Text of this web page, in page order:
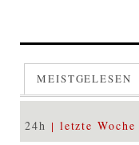
MEISTGELESEN
24h letzte Woche